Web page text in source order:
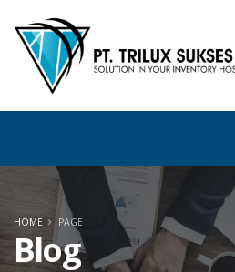
HOME PAGE
Blog